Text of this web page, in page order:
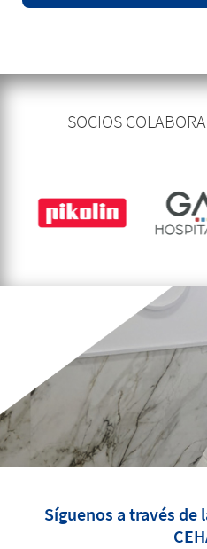
SOCIOS
Síguenos a través de